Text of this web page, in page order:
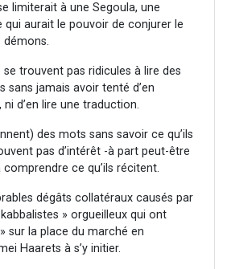
limiterait à une Segoula, une
aurait le pouvoir de conjurer le
démons.
se trouvent pas ridicules à lire des
sans jamais avoir tenté d’en
d’en lire une traduction.
des mots sans savoir ce qu’ils
pas d’intérêt -à part peut-être
ce qu’ils récitent.
dégâts collatéraux causés par
» orgueilleux qui ont
sur la place du marché en
Haarets à s’y initier.